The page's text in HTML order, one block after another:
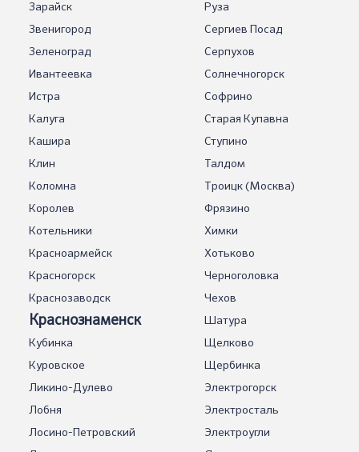
Зарайск
Звенигород
Зеленоград
Ивантеевка
Истра
Калуга
Кашира
Клин
Коломна
Королев
Котельники
Красноармейск
Красногорск
Краснозаводск
Краснознаменск
Кубинка
Куровское
Ликино-Дулево
Лобня
Лосино-Петровский
Руза
Сергиев Посад
Серпухов
Солнечногорск
Софрино
Старая Купавна
Ступино
Талдом
Троицк (Москва)
Фрязино
Химки
Хотьково
Черноголовка
Чехов
Шатура
Щелково
Щербинка
Электрогорск
Электросталь
Электроугли